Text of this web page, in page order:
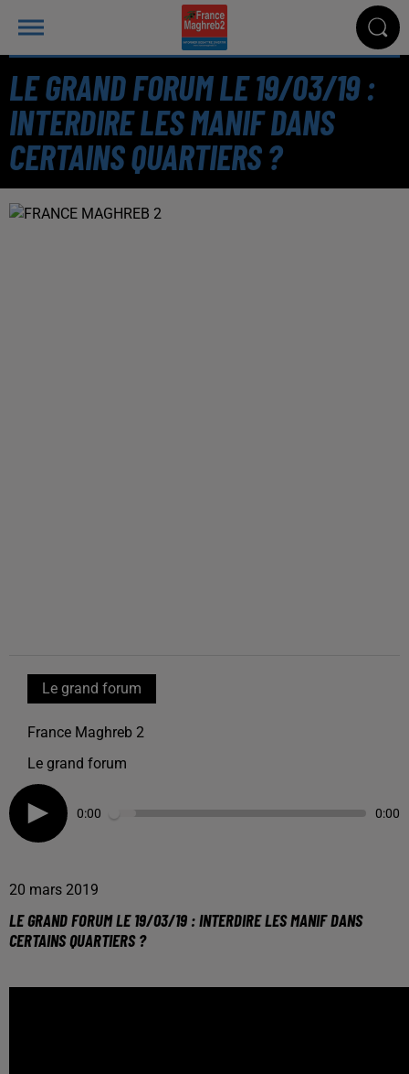
LE GRAND FORUM LE 19/03/19 :
INTERDIRE LES MANIF DANS
CERTAINS QUARTIERS ?
Le grand forum
France Maghreb 2
Le grand forum
0:00 0:00
20 mars 2019
LE GRAND FORUM LE 19/03/19 : INTERDIRE LES MANIF DANS
CERTAINS QUARTIERS ?